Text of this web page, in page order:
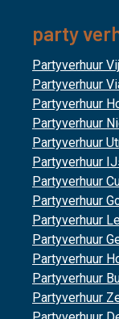
party
Partyverhuur
Partyverhuur
Partyverhuur
Partyverhuur
Partyverhuur
Partyverhuur
Partyverhuur
Partyverhuur
Partyverhuur
Partyverhuur
Partyverhuur
Partyverhuur
Partyverhuur